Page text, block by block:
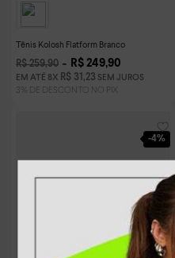
Tênis Kolosh Flatform Branco
R$ 259,90 R$ 249,90
EM ATÉ 8 X R$ 31 ,23 SEM JUROS
-4%